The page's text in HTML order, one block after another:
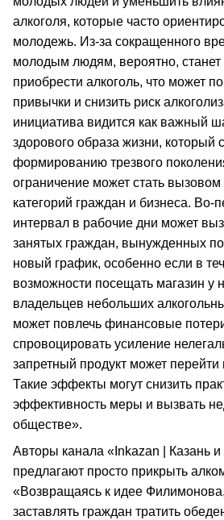
алкоголя, которые часто
молодежь. Из-за сокращенного
молодым людям, вероятно,
приобрести алкоголь, что может
привычки и снизить риск
инициатива видится как важный
здорового образа жизни, который
формированию трезвого
ограничение может стать
категорий граждан и бизнеса. Во-
интервал в рабочие дни может
занятых граждан, вынужденных
новый график, особенно если в
возможности посещать магазин у
владельцев небольших
может повлечь финансовые
спровоцировать усиление
запретный продукт может
Такие эффекты могут снизить
эффективность меры и вызвать
обществе».
Авторы канала «Inkazan | Казань и
предлагают просто прикрыть
«Возвращаясь к идее
заставлять граждан тратить